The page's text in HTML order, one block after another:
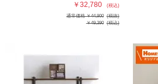
￥32,780
(税込)
通常価格 ￥44,900 (税抜)
￥49,390 (税込)